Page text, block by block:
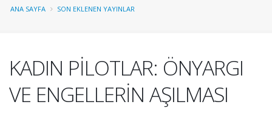
ANA SAYFA SON EKLENEN YAYINLAR
KADIN PİLOTLAR: ÖNYARGI
VE ENGELLERİN AŞILMASI